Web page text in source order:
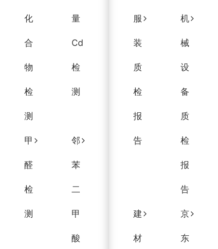
化
合
物
检
测
量
Cd
检
测
甲
醛
检
测
邻
苯
二
甲
酸
服
装
质
检
报
告
机
械
设
备
质
检
报
告
建
材
京
东